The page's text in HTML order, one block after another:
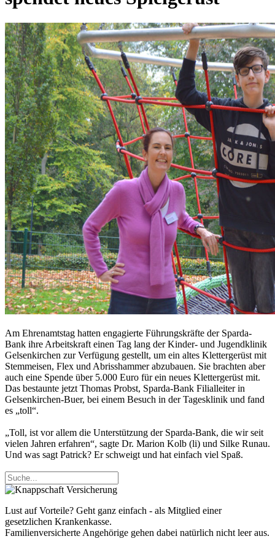
Am Ehrenamtstag hatten engagierte Führungskräfte der Sparda-
Bank ihre Arbeitskraft einen Tag lang der Kinder- und Jugendklinik
Gelsenkirchen zur Verfügung gestellt, um ein altes Klettergerüst mit
Stemmeisen, Flex und Abrisshammer abzubauen. Sie brachten aber
auch eine Spende über 5.000 Euro für ein neues Klettergerüst mit.
Das bestaunte jetzt Thomas Probst, Sparda-Bank Filialleiter in
Gelsenkirchen-Buer, bei einem Besuch in der Tagesklinik und fand
es „toll“.
„Toll, ist vor allem die Unterstützung der Sparda-Bank, die wir seit
vielen Jahren erfahren“, sagte Dr. Marion Kolb (li) und Silke Runau.
Und was sagt Patrick? Er schweigt und hat einfach viel Spaß.
Lust auf Vorteile? Geht ganz einfach - als Mitglied einer
gesetzlichen Krankenkasse.
Familienversicherte Angehörige gehen dabei natürlich nicht leer aus.